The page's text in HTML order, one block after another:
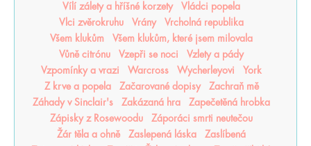
Vílí zálety a hříšné korzety
Vládci popela
Vlci zvěrokruhu
Vrány
Vrcholná republika
Všem klukům
Všem klukům, které jsem milovala
Vůně citrónu
Vzepři se noci
Vzlety a pády
Vzpomínky a vrazi
Warcross Wycherleyovi
York
Z krve a popela
Začarované dopisy
Zachraň mě
Záhady v Sinclair's
Zakázaná hra
Zapečetěná hrobka
Zápisky z Rosewoodu
Záporáci smrti neutečou
Žár těla a ohně
Zaslepená láska
Zaslíbená